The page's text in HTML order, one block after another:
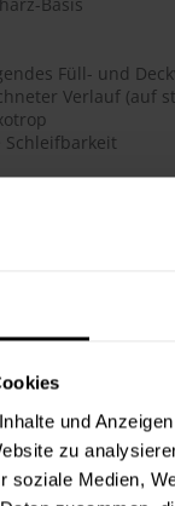
und
zu
soziale Medien,
Füll- und
Verlauf (auf
Schleifbarkeit
& Dokumente
(PDF)